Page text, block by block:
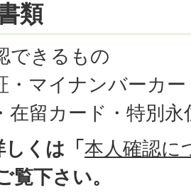
類
できるもの
・マイナンバーカ
在留カード・特別
しくは「本人確認に
覧下さい。